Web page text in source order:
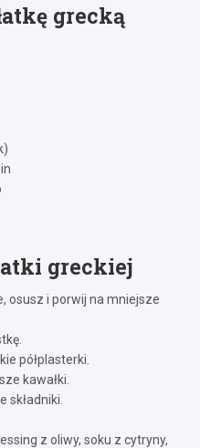
grecką
greckiej
osusz i porwij na mniejsze
półplasterki.
kawałki.
składniki.
z oliwy, soku z cytryny,